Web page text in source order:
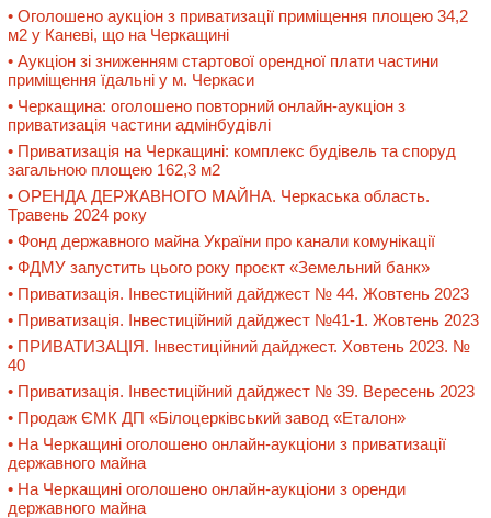
• Оголошено аукціон з приватизації приміщення площею 34,2
м2 у Каневі, що на Черкащині
• Аукціон зі зниженням стартової орендної плати частини
приміщення їдальні у м. Черкаси
• Черкащина: оголошено повторний онлайн-аукціон з
приватизація частини адмінбудівлі
• Приватизація на Черкащині: комплекс будівель та споруд
загальною площею 162,3 м2
• ОРЕНДА ДЕРЖАВНОГО МАЙНА. Черкаська область.
Травень 2024 року
• Фонд державного майна України про канали комунікації
• ФДМУ запустить цього року проєкт «Земельний банк»
• Приватизація. Інвестиційний дайджест № 44. Жовтень 2023
• Приватизація. Інвестиційний дайджест №41-1. Жовтень 2023
• ПРИВАТИЗАЦІЯ. Інвестиційний дайджест. Ховтень 2023. №
40
• Приватизація. Інвестиційний дайджест № 39. Вересень 2023
• Продаж ЄМК ДП «Білоцерківський завод «Еталон»
• На Черкащині оголошено онлайн-аукціони з приватизації
державного майна
• На Черкащині оголошено онлайн-аукціони з оренди
державного майна